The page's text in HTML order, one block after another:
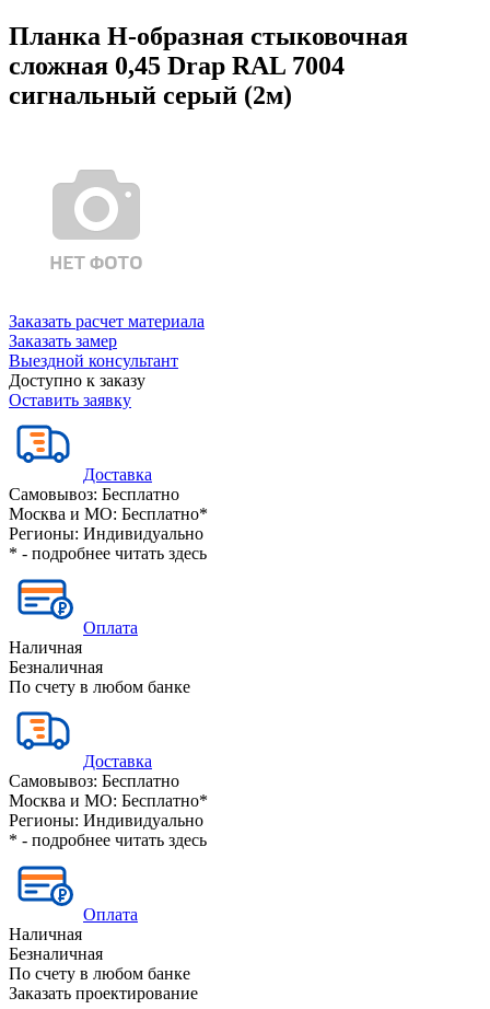
Планка Н-образная стыковочная
сложная 0,45 Drap RAL 7004
сигнальный серый (2м)
Заказать расчет материала
Заказать замер
Выездной консультант
Доступно к заказу
Оставить заявку
Доставка
Самовывоз: Бесплатно
Москва и МО: Бесплатно*
Регионы: Индивидуально
* - подробнее читать здесь
Оплата
Наличная
Безналичная
По счету в любом банке
Доставка
Самовывоз: Бесплатно
Москва и МО: Бесплатно*
Регионы: Индивидуально
* - подробнее читать здесь
Оплата
Наличная
Безналичная
По счету в любом банке
Заказать проектирование